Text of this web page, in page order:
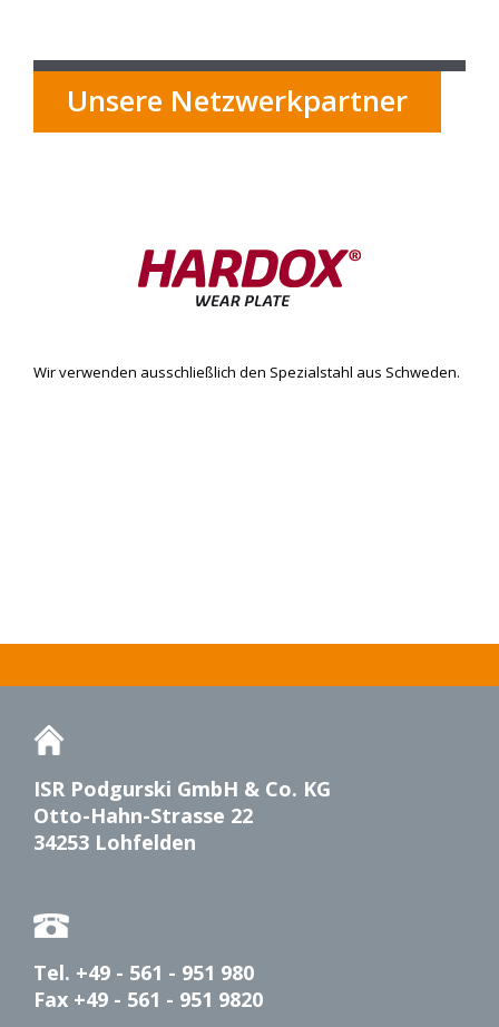
Unsere Netzwerkpartner
Wir verwenden ausschließlich den Spezialstahl aus Schweden.
ISR Podgurski GmbH & Co. KG
Otto-Hahn-Strasse 22
34253 Lohfelden
Tel. +49 - 561 - 951 980
Fax +49 - 561 - 951 9820